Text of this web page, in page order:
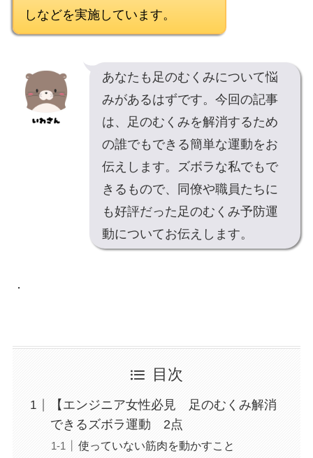
しなどを実施しています。
あなたも足のむくみについて悩
みがあるはずです。今回の記事
は、足のむくみを解消するため
の誰でもできる簡単な運動をお
伝えします。ズボラな私でもで
きるもので、同僚や職員たちに
も好評だった足のむくみ予防運
動についてお伝えします。
．
目次
【エンジニア女性必見 足のむくみ解消
できるズボラ運動 2点
使っていない筋肉を動かすこと